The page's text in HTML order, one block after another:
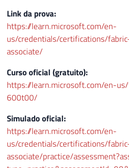
Link da prova:
https://learn.microsoft.com/en-
us/credentials/certifications/
associate/
Curso oficial (gratuito):
https://learn.microsoft.com/en-
600t00/
Simulado oficial:
https://learn.microsoft.com/en-
us/credentials/certifications/
associate/practice/